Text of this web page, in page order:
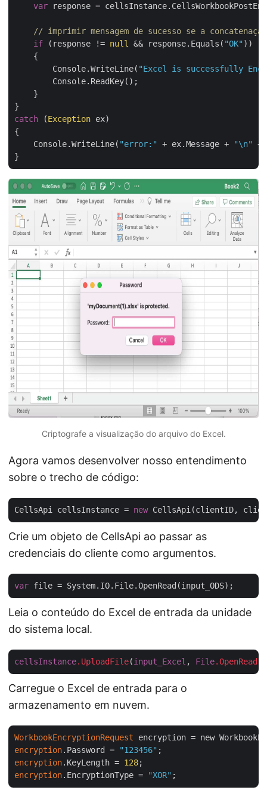
var response =
// imprimir mensagem de sucesso se a
if (response != null && response.Equals( "OK" ))
    {
        Console.WriteLine(
"Excel is successfully
        Console.ReadKey();
    }
catch (Exception ex)
{
    Console.WriteLine(
"error:" + ex.Message + "\n"
+
Criptografe a visualização do arquivo do Excel.
Agora vamos desenvolver nosso entendimento
sobre o trecho de código:
CellsApi cellsInstance = new
Crie um objeto de CellsApi ao passar as
credenciais do cliente como argumentos.
var
Leia o conteúdo do Excel de entrada da unidade
do sistema local.
cellsInstance.UploadFile(input_Excel , File.OpenRead
Carregue o Excel de entrada para o
armazenamento em nuvem.
WorkbookEncryptionRequest
encryption.Password = "123456"
encryption.KeyLength = 128
encryption.EncryptionType = "XOR"